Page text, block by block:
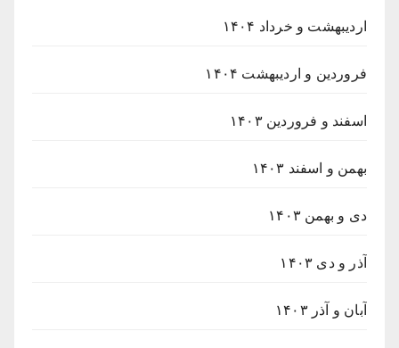
اردیبهشت و خرداد ۱۴۰۴
فروردین و اردیبهشت ۱۴۰۴
اسفند و فروردین ۱۴۰۳
بهمن و اسفند ۱۴۰۳
دی و بهمن ۱۴۰۳
آذر و دی ۱۴۰۳
آبان و آذر ۱۴۰۳